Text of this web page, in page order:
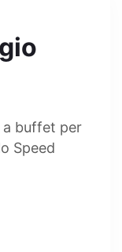
a buffet per
Speed